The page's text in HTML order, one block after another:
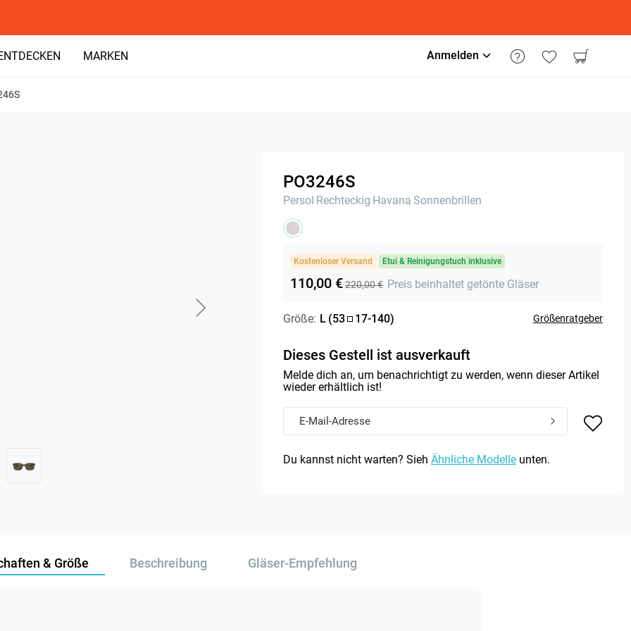
MARKEN Anmelden
PO3246S
Persol Rechteckig Havana Sonnenbrillen
Kostenloser Versand Etui & Reinigungstuch inklusive
110,00 €220,00 € Preis beinhaltet getönte Gläser
Größe: L (53 17-140) Größenratgeber
Dieses Gestell ist ausverkauft
Melde dich an, um benachrichtigt zu werden, wenn dieser Artikel
wieder erhältlich ist!
Du kannst nicht warten? Sieh Ähnliche Modelle unten.
& Größe Beschreibung Gläser-Empfehlung